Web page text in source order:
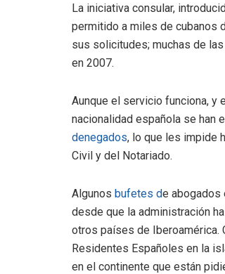
La iniciativa consular,
permitido a miles de cubanos
sus solicitudes; muchas de
en 2007.
Aunque el servicio funciona, y
nacionalidad española se han
denegados, lo que les impide
Civil y del Notariado.
Algunos bufetes de abogados
desde que la administración
otros países de Iberoamérica.
Residentes Españoles en la
en el continente que están